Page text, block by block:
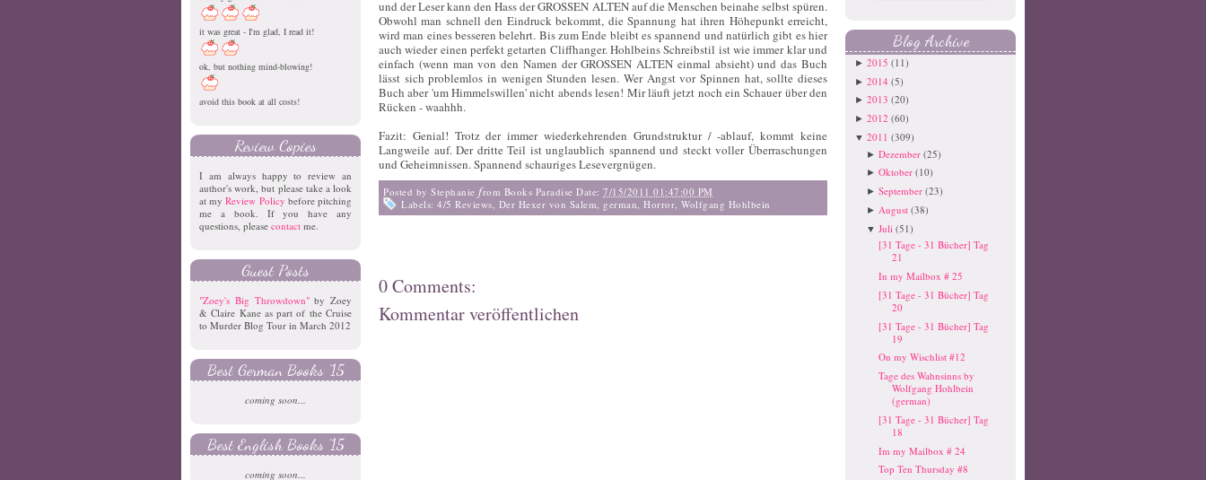
it was great - I'm glad, I read it!
ok, but nothing mind-blowing!
avoid this book at all costs!
Review Copies
I am always happy to review an
author's work, but please take a look
at myReview Policy before pitching
me a book. If you have any
questions, please contact me.
Guest Posts
"Zoey's Big Throwdown"by Zoey
& Claire Kane as part of the Cruise
to Murder Blog Tour in March 2012
Best German Books '15
coming soon...
Best English Books '15
coming soon...
und der Leser kann den Hass der GROSSEN ALTEN auf die Menschen beinahe selbst spüren.
Obwohl man schnell den Eindruck bekommt, die Spannung hat ihren Höhepunkt erreicht,
wird man eines besseren belehrt. Bis zum Ende bleibt es spannend und natürlich gibt es hier
auch wieder einen perfekt getarten Cliffhanger. Hohlbeins Schreibstil ist wie immer klar und
einfach (wenn man von den Namen der GROSSEN ALTEN einmal absieht) und das Buch
lässt sich problemlos in wenigen Stunden lesen. Wer Angst vor Spinnen hat, sollte dieses
Buch aber 'um Himmelswillen' nicht abends lesen! Mir läuft jetzt noch ein Schauer über den
Rücken - waahhh.
Fazit: Genial! Trotz der immer wiederkehrenden Grundstruktur / -ablauf, kommt keine
Langweile auf. Der dritte Teil ist unglaublich spannend und steckt voller Überraschungen
und Geheimnissen. Spannend schauriges Lesevergnügen.
Posted by Stephanie from Books Paradise Date: 7/15/2011 01:47:00 PM
Labels: 4/5 Reviews Der Hexer von Salem german Horror Wolfgang Hohlbein
0 Comments:
Kommentar veröffentlichen
Blog Archive
► 2015 (11)
► 2014 (5)
► 2013 (20)
► 2012 (60)
▼ 2011 (309)
►Dezember (25)
►Oktober (10)
►September (23)
► August (38)
▼Juli (51)
[31 Tage - 31 Bücher] Tag
21
In my Mailbox # 25
[31 Tage - 31 Bücher] Tag
20
[31 Tage - 31 Bücher] Tag
19
On my Wischlist #12
Tage des Wahnsinns by
Wolfgang Hohlbein
(german)
[31 Tage - 31 Bücher] Tag
18
Im my Mailbox # 24
Top Ten Thursday #8